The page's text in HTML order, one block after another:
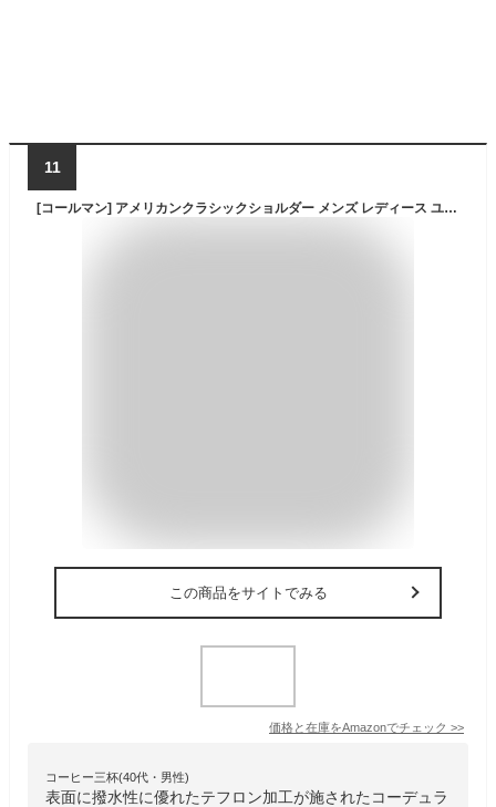
11
[コールマン] アメリカンクラシックショルダー メンズ レディース ユニセックス ショルダーバッグ ウェストバッグ スリングバッグ バッグ 8L 撥水
この商品をサイトでみる
価格と在庫をAmazonでチェック >>
コーヒー三杯(40代・男性)
表面に撥水性に優れたテフロン加工が施されたコーデュラ